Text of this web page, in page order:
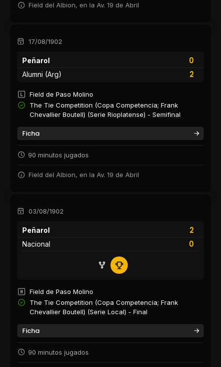
Field del Albion, en la Av. 19 de Abril
17/08/1902
Peñarol
0
2
Alumni (Arg)
Field de Paso Molino
The Tie Competition (Copa Competencia; Frank
Chevallier Boutell) (Serie Rioplatense) - Semifinal
Ficha
90 minutos jugados
Field del Albion, en la Av. 19 de Abril
03/08/1902
Peñarol
2
0
Nacional
Field de Paso Molino
The Tie Competition (Copa Competencia; Frank
Chevallier Boutell) (Serie Local) - Final
Ficha
90 minutos jugados